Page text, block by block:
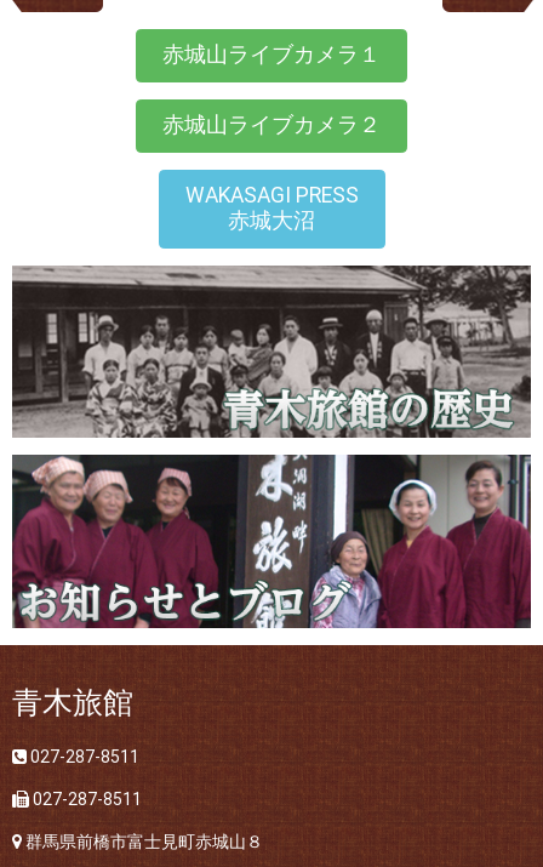
赤城山ライブカメラ１
赤城山ライブカメラ２
WAKASAGI PRESS
赤城大沼
青木旅館
027-287-8511
027-287-8511
群馬県前橋市富士見町赤城山８